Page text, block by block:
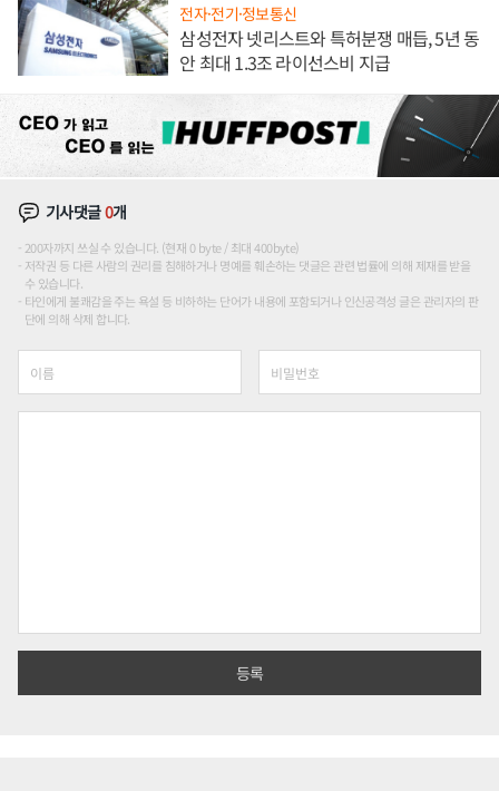
전자·전기·정보통신
삼성전자 넷리스트와 특허분쟁 매듭, 5년 동
안 최대 1.3조 라이선스비 지급
기사댓글0개
200자까지 쓰실 수 있습니다. (현재 0 byte / 최대 400byte)
저작권 등 다른 사람의 권리를 침해하거나 명예를 훼손하는 댓글은 관련 법률에 의해 제재를 받을
수 있습니다.
타인에게 불쾌감을 주는 욕설 등 비하하는 단어가 내용에 포함되거나 인신공격성 글은 관리자의 판
단에 의해 삭제 합니다.